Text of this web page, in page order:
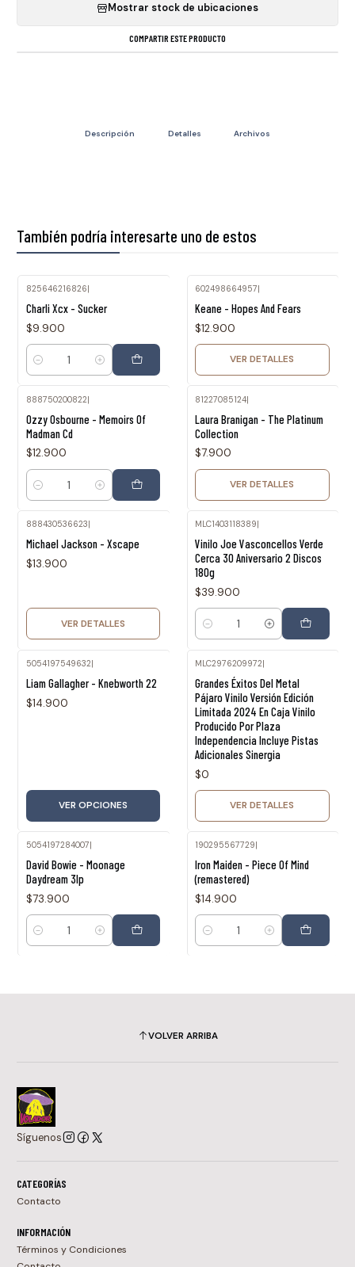
Mostrar stock de ubicaciones
COMPARTIR ESTE PRODUCTO
Descripción Detalles Archivos
También podría interesarte uno de estos
825646216826|
Charli Xcx - Sucker
$9.900
Cantidad
602498664957|
Keane - Hopes And Fears
$12.900
VER DETALLES
888750200822|
Ozzy Osbourne - Memoirs Of
Madman Cd
$12.900
Cantidad
81227085124|
Laura Branigan - The Platinum
Collection
$7.900
VER DETALLES
888430536623
Michael Jackson - Xscape
$13.900
VER DETALLES
MLC1403118389
Vinilo Joe Vasconcellos Verde
Cerca 30 Aniversario 2 Discos
180g
$39.900
Cantidad
5054197549632|
Liam Gallagher - Knebworth 22
$14.900
VER OPCIONES
Agotado
MLC2976209972|
Grandes Éxitos Del Metal
Pájaro Vinilo Versión Edición
Limitada 2024 En Caja Vinilo
Producido Por Plaza
Independencia Incluye Pistas
Adicionales Sinergia
$0
VER DETALLES
5054197284007
David Bowie - Moonage
Daydream 3lp
$73.900
Cantidad
190295567729
Iron Maiden - Piece Of Mind
(remastered)
$14.900
Cantidad
VOLVER ARRIBA
Síguenos
CATEGORÍAS
Contacto
INFORMACIÓN
Términos y Condiciones